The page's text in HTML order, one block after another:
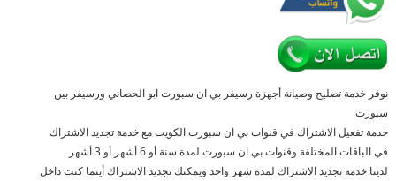
نوفر خدمة تصليح وصيانة أجهزة رسيفر بي ان سبورت ابو الحصاني ورسيفر بين
سبورت
خدمة تفعيل الاشتراك في قنوات بي ان سبورت الكويت مع خدمة تجديد الاشتراك
في الباقات المختلفة وقنوات بي ان سبورت لمدة سنة أو 6 أشهر أو 3 أشهر
لدينا خدمة تجديد الاشتراك لمدة شهر واحد ويمكنك تجديد الاشتراك أينما كنت داخل